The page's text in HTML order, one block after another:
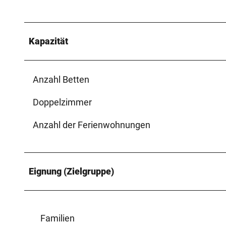
Kapazität
Anzahl Betten
Doppelzimmer
Anzahl der Ferienwohnungen
Eignung (Zielgruppe)
Familien